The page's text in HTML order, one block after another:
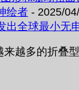
绘者 - 2025/
出全球最小无
越多的折叠